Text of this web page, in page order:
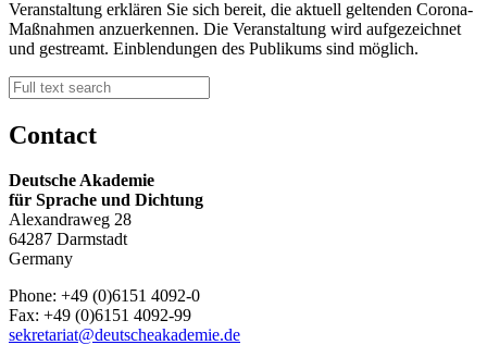
Veranstaltung erklären Sie sich bereit, die aktuell geltenden Corona-
Maßnahmen anzuerkennen. Die Veranstaltung wird aufgezeichnet
und gestreamt. Einblendungen des Publikums sind möglich.
Contact
Deutsche Akademie
für Sprache und Dichtung
Alexandraweg 28
64287 Darmstadt
Germany
Phone: +49 (0)6151 4092-0
Fax: +49 (0)6151 4092-99
sekretariat@deutscheakademie.de